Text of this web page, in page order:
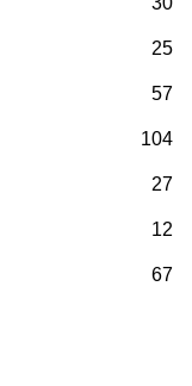
25
57
104
27
12
67